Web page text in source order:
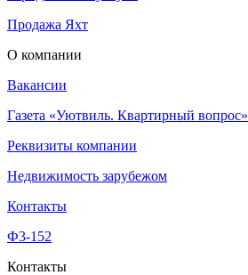
Продажа Яхт
О компании
Вакансии
Газета «Уютвиль. Квартирный вопрос»
Реквизиты компании
Недвижимость зарубежом
Контакты
Ф3-152
Контакты